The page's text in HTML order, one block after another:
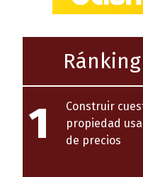
1
Construir
propiedad
de precios